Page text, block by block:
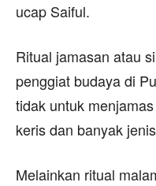
ucap Saiful.
Ritual jamasan atau
penggiat budaya di
tidak untuk
keris dan banyak
Melainkan ritual